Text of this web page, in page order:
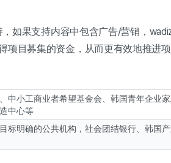
如果支持内容中包含广告/营销，
项目募集的资金，从而更有效地推进
中小工商业者希望基金会、韩国青年企业
中心等
标明确的公共机构，社会团结银行、韩国